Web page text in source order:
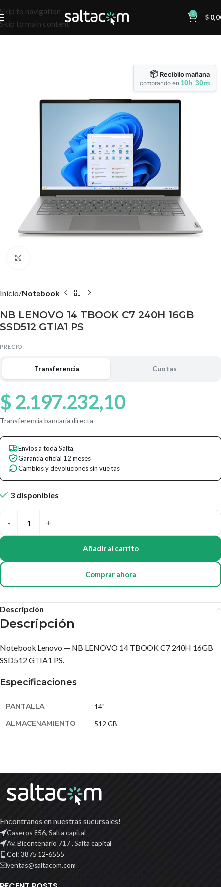
Skip to navigation
Skip to main content
0 $
📦 Recibilo mañana
comprando en 10h 30m
Inicio Notebook
NB LENOVO 14 TBOOK C7 240H 16GB
SSD512 GTIA1 PS
PRECIO
Transferencia Cuotas
$ 2.197.232,10
Transferencia bancaria directa
Envíos a toda Salta
Garantía oficial 12 meses
Cambios y devoluciones sin vueltas
3 disponibles
Añadir al carrito
Comprar ahora
Descripción
Descripción
Notebook Lenovo — NB LENOVO 14 TBOOK C7 240H 16GB
SSD512 GTIA1 PS.
Especificaciones
PANTALLA 14"
ALMACENAMIENTO 512 GB
Encontranos en nuestras sucursales!
Caseros 856, Salta capital
Av. Bicentenario 717 , Salta capital
Cel: 3875 12-6555
ventas@saltacom.com